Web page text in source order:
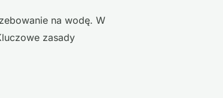
na wodę. W
zasady